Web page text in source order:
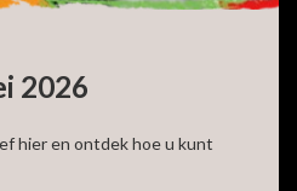
2026
hier en ontdek hoe u kunt